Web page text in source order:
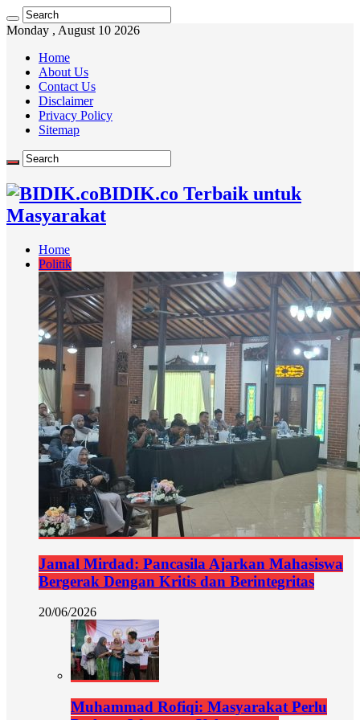
Monday , August 10 2026
Home
About Us
Contact Us
Disclaimer
Privacy Policy
Sitemap
BIDIK.co Terbaik untuk
Masyarakat
Home
Politik
Jamal Mirdad: Pancasila Ajarkan Mahasiswa
Bergerak Dengan Kritis dan Berintegritas
20/06/2026
Muhammad Rofiqi: Masyarakat Perlu